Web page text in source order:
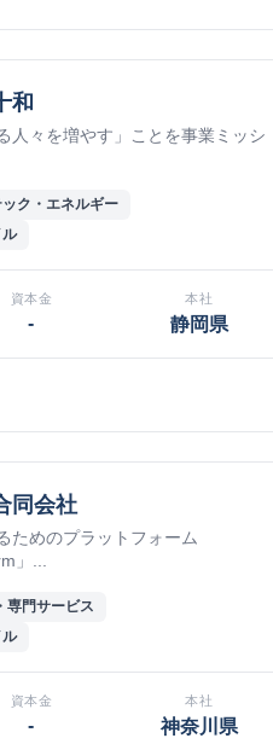
和
人々を増やす」ことを事業ミッシ
ク・エネルギー
資本金
-
本社
静岡県
同会社
ためのプラットフォーム
」...
専門サービス
資本金
-
本社
神奈川県